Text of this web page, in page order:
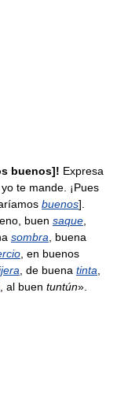
buenos]! Expresa
te mande. ¡Pues
buenos].
buen saque
sombra , buena
, en buenos
, de buena tinta
, al buen tuntún».